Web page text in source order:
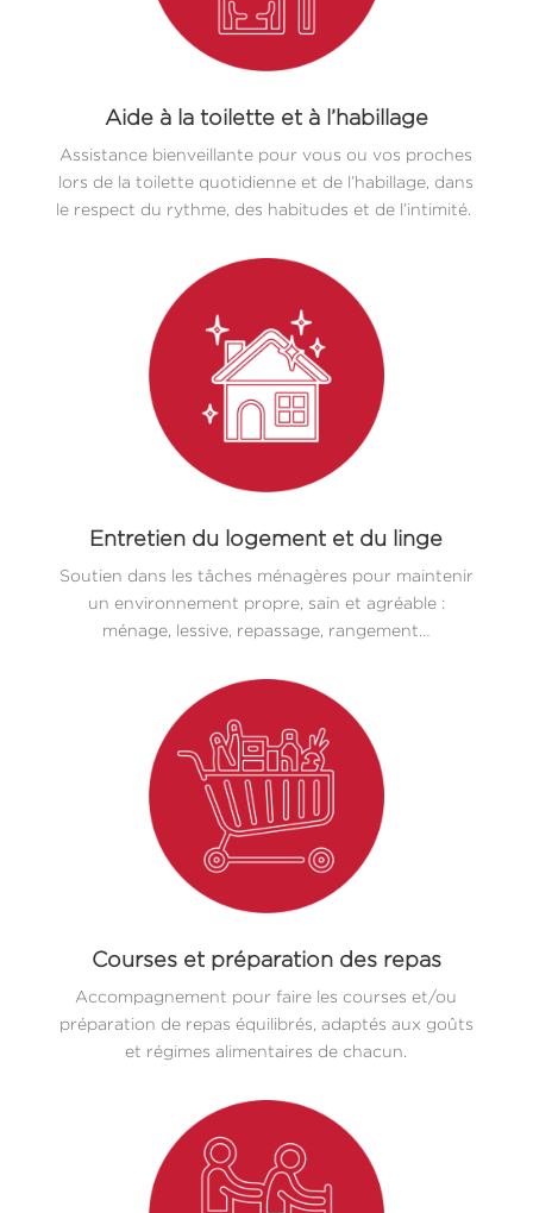
Aide à la toilette et à l’habillage
Assistance bienveillante pour vous ou vos proches
lors de la toilette quotidienne et de l’habillage, dans
le respect du rythme, des habitudes et de l’intimité.
Entretien du logement et du linge
Soutien dans les tâches ménagères pour maintenir
un environnement propre, sain et agréable :
ménage, lessive, repassage, rangement…
Courses et préparation des repas
Accompagnement pour faire les courses et/ou
préparation de repas équilibrés, adaptés aux goûts
et régimes alimentaires de chacun.